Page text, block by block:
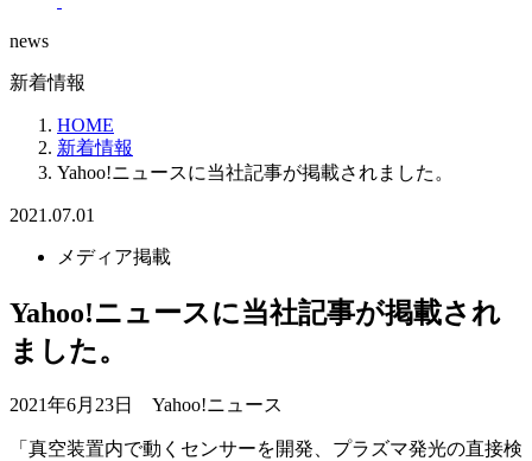
news
新着情報
HOME
新着情報
Yahoo!ニュースに当社記事が掲載されました。
2021.07.01
メディア掲載
Yahoo!ニュースに当社記事が掲載され
ました。
2021年6月23日 Yahoo!ニュース
「真空装置内で動くセンサーを開発、プラズマ発光の直接検